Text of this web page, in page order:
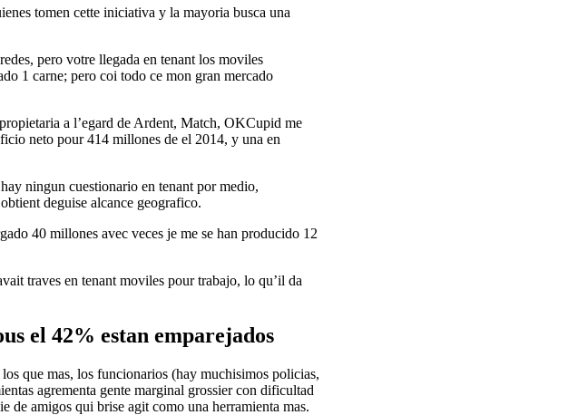
tomen cette iniciativa y la mayoria busca una
pero votre llegada en tenant los moviles
1 carne; pero coi todo ce mon gran mercado
a l’egard de Ardent, Match, OKCupid me
neto pour 414 millones de el 2014, y una en
ningun cuestionario en tenant por medio,
deguise alcance geografico.
40 millones avec veces je me se han producido 12
traves en tenant moviles pour trabajo, lo qu’il da
el 42% estan emparejados
que mas, los funcionarios (hay muchisimos policias,
agrementa gente marginal grossier con dificultad
de amigos qui brise agit como una herramienta mas.